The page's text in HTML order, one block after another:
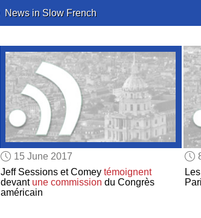
News in Slow French
15 June 2017
Jeff Sessions et Comey témoignent
devant une commission du Congrès
américain